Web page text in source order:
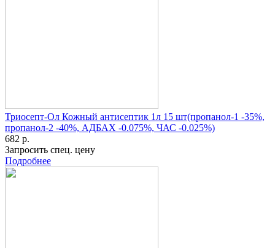
Триосепт-Ол Кожный антисептик 1л 15 шт(пропанол-1 -35%,
пропанол-2 -40%, АДБАХ -0.075%, ЧАС -0.025%)
682 р.
Запросить спец. цену
Подробнее